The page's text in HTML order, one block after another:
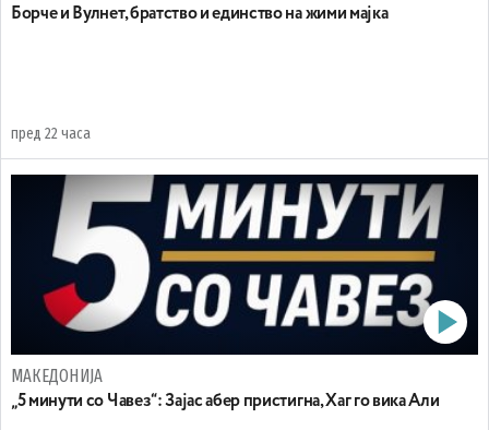
Борче и Вулнет, братство и единство на жими мајка
пред 22 часа
МАКЕДОНИЈА
„5 минути со Чавез“: Зајас абер пристигна, Хаг го вика Али